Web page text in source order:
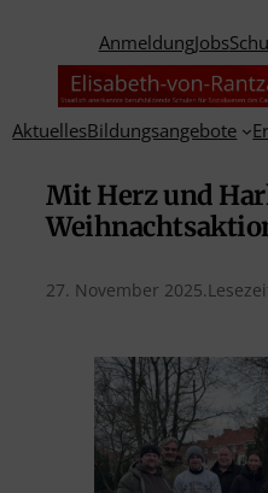
AnmeldungJobs
AktuellesBildungsangebote
Mit Herz und
27. November 2025.